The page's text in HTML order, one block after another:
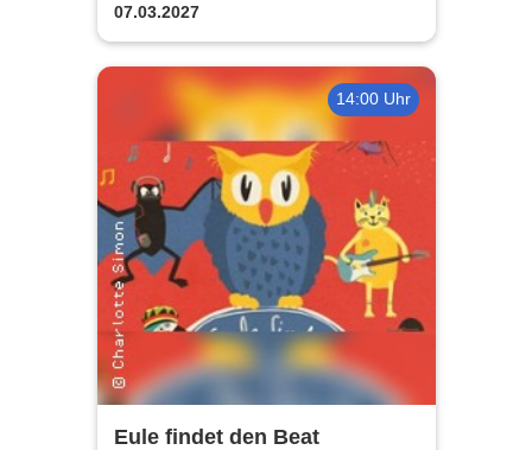
07.03.2027
14:00 Uhr
Eule findet den Beat